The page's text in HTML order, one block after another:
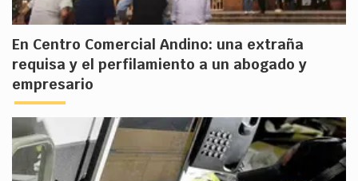
En Centro Comercial Andino: una extraña
requisa y el perfilamiento a un abogado y
empresario